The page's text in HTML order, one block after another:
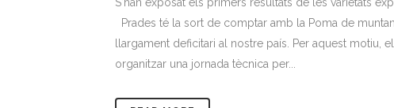
Prades té la sort de comptar amb la Poma de
llargament deficitari al nostre país. Per aquest motiu,
organitzar una jornada tècnica per...